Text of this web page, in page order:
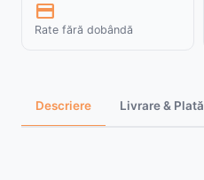
credit_card
Rate fără dobândă
Descriere Livrare & Plată